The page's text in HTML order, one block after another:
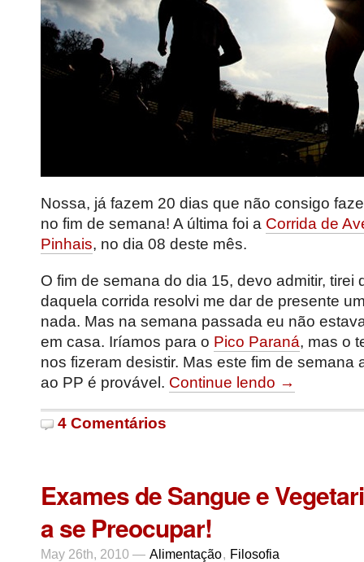
Nossa, já fazem 20 dias que não consigo
no fim de semana! A última foi a Corrida de
Pinhais, no dia 08 deste mês.
O fim de semana do dia 15, devo admitir, tirei
daquela corrida resolvi me dar de presente
nada. Mas na semana passada eu não
em casa. Iríamos para o Pico Paraná, mas o
nos fizeram desistir. Mas este fim de semana
ao PP é provável. Continue lendo →
4 Comentários
Exames de Sangue e
a se Preocupar!
May 26th, 2010 — Alimentação, Filosofia